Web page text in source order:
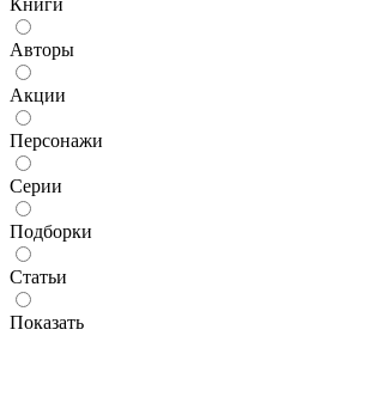
Книги
Авторы
Акции
Персонажи
Серии
Подборки
Статьи
Показать